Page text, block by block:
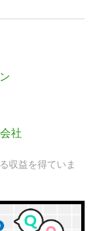
社
収益を得ていま